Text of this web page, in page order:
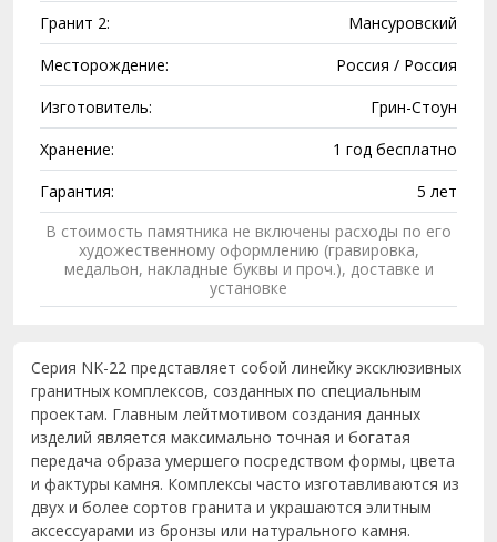
Гранит 2:
Мансуровский
Месторождение:
Россия / Россия
Изготовитель:
Грин-Стоун
Хранение:
1 год бесплатно
Гарантия:
5 лет
В стоимость памятника не включены расходы по его
художественному оформлению (гравировка,
медальон, накладные буквы и проч.), доставке и
установке
Серия NK-22 представляет собой линейку эксклюзивных
гранитных комплексов, созданных по специальным
проектам. Главным лейтмотивом создания данных
изделий является максимально точная и богатая
передача образа умершего посредством формы, цвета
и фактуры камня. Комплексы часто изготавливаются из
двух и более сортов гранита и украшаются элитным
аксессуарами из бронзы или натурального камня.